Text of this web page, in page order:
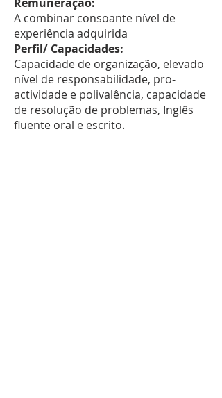
A combinar consoante nível de
experiência adquirida
Perfil/ Capacidades:
Capacidade de organização, elevado
nível de responsabilidade, pro-
actividade e polivalência, capacidade
de resolução de problemas, Inglês
fluente oral e escrito.